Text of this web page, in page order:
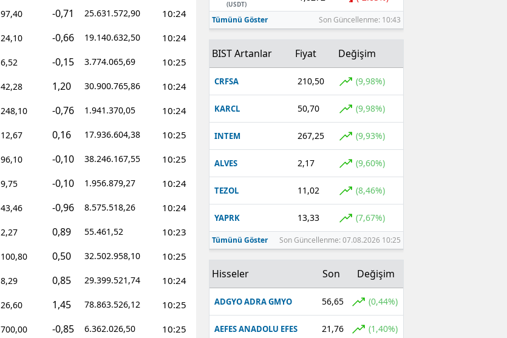
97,40 -0,71 25.631.572,90 10:24
24,10 -0,66 19.140.632,50 10:24
6,52 -0,15 3.774.065,69 10:25
42,28 1,20 30.900.765,86 10:24
248,10 -0,76 1.941.370,05 10:24
12,67 0,16 17.936.604,38 10:25
96,10 -0,10 38.246.167,55 10:25
9,75 -0,10 1.956.879,27 10:24
43,46 -0,96 8.575.518,26 10:24
2,27 0,89 55.461,52 10:23
100,80 0,50 32.502.958,10 10:25
8,29 0,85 29.399.521,74 10:24
26,60 1,45 78.863.526,12 10:25
700,00 -0,85 6.362.026,50 10:25
(USDT)
Tümünü Göster Son Güncellenme: 10:43
BIST Artanlar Fiyat Değişim
CRFSA 210,50 (9,98%)
KARCL 50,70 (9,98%)
INTEM 267,25 (9,93%)
ALVES 2,17 (9,60%)
TEZOL 11,02 (8,46%)
YAPRK 13,33 (7,67%)
Tümünü Göster Son Güncellenme: 07.08.2026 10:25
Hisseler Son Değişim
ADGYO ADRA GMYO 56,65 (0,44%)
AEFES ANADOLU EFES 21,76 (1,40%)